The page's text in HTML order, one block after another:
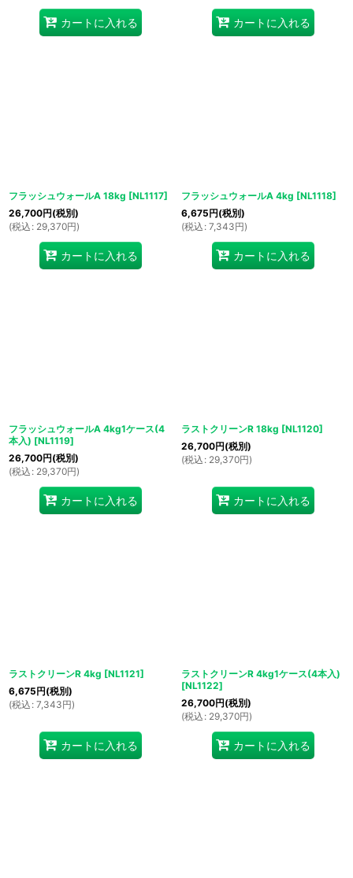
カートに入れる カートに入れる
フラッシュウォールA 18kg [NL1117]
26,700円(税別)
(税込 : 29,370円)
カートに入れる
フラッシュウォールA 4kg [NL1118]
6,675円(税別)
(税込 : 7,343円)
カートに入れる
フラッシュウォールA 4kg1ケース(4
本入) [NL1119]
26,700円(税別)
(税込 : 29,370円)
カートに入れる
ラストクリーンR 18kg [NL1120]
26,700円(税別)
(税込 : 29,370円)
カートに入れる
ラストクリーンR 4kg [NL1121]
6,675円(税別)
(税込 : 7,343円)
カートに入れる
ラストクリーンR 4kg1ケース(4本入)
[NL1122]
26,700円(税別)
(税込 : 29,370円)
カートに入れる